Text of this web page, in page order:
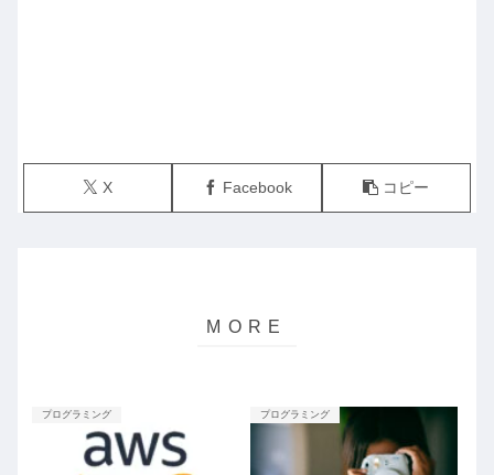
X Facebook コピー
プログラミング プログラミング